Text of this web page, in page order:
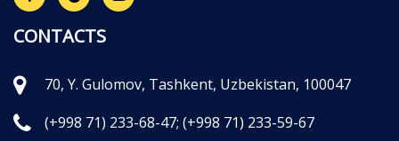
CONTACTS
70, Y. Gulomov, Tashkent, Uzbekistan, 100047
(+998 71) 233-68-47; (+998 71) 233-59-67